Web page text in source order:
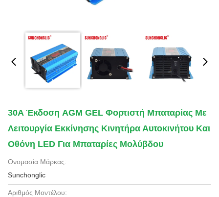
30A Έκδοση AGM GEL Φορτιστή Μπαταρίας Με
Λειτουργία Εκκίνησης Κινητήρα Αυτοκινήτου Και
Οθόνη LED Για Μπαταρίες Μολύβδου
Ονομασία Μάρκας:
Sunchonglic
Αριθμός Μοντέλου: